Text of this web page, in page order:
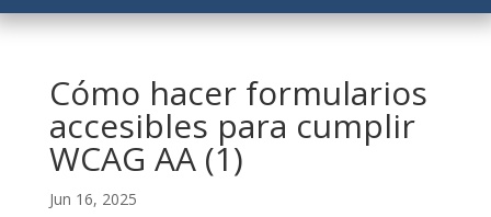
Cómo hacer formularios
accesibles para cumplir
WCAG AA (1)
Jun 16, 2025